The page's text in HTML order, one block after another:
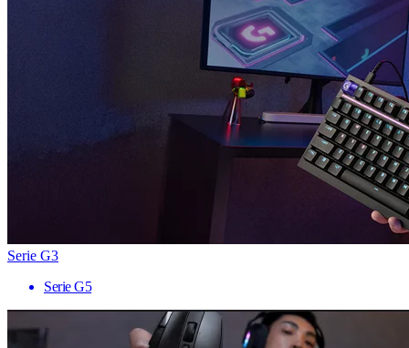
Serie G3
Serie G5